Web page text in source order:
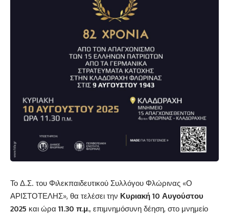
Το Δ.Σ. του Φιλεκπαιδευτικού Συλλόγου Φλώρινας «Ο
ΑΡΙΣΤΟΤΕΛΗΣ», θα τελέσει την Κυριακή 10 Αυγούστου
2025 και ώρα 11.30 π.μ., επιμνημόσυνη δέηση, στο μνημείο